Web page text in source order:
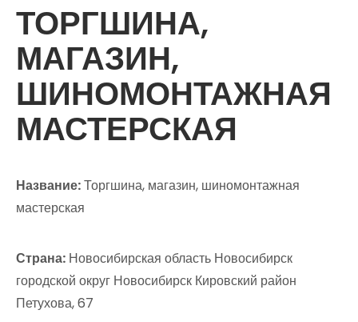
ТОРГШИНА,
МАГАЗИН,
ШИНОМОНТАЖНАЯ
МАСТЕРСКАЯ
Название:Торгшина, магазин, шиномонтажная
мастерская
Страна: Новосибирская область Новосибирск
городской округ Новосибирск Кировский район
Петухова, 67